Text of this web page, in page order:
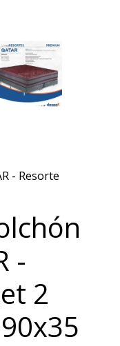
- Resorte
-
2